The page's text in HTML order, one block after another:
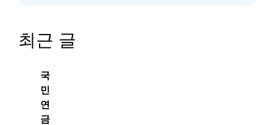
최근 글
국
민
연
금